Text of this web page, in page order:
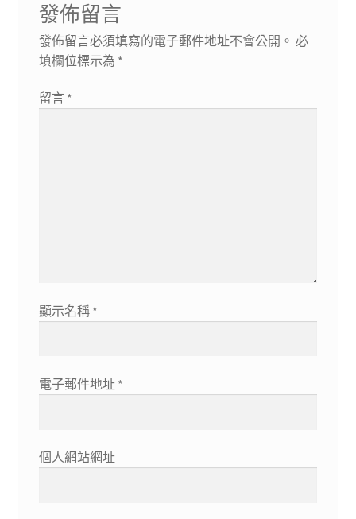
發佈留言
發佈留言必須填寫的電子郵件地址不會公開。 必
填欄位標示為 *
留言 *
顯示名稱 *
電子郵件地址 *
個人網站網址